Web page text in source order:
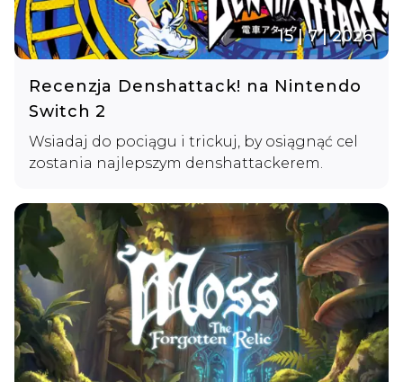
15 | 7 | 2026
Recenzja Denshattack! na Nintendo
Switch 2
Wsiadaj do pociągu i trickuj, by osiągnąć cel
zostania najlepszym denshattackerem.